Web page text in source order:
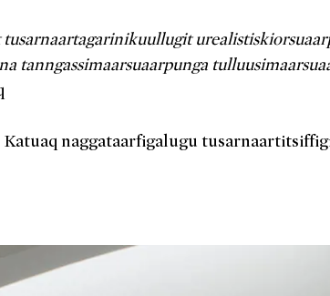
tanngassimaarsuaarpunga
naggataarfigalugu